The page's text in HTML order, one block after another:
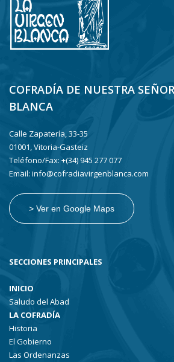
COFRADÍA DE NUESTRA
BLANCA
Calle Zapatería, 33-35
01001, Vitoria-Gasteiz
Teléfono/Fax: +(34) 945 277 077
Email: info@cofradiavirgenblanca.com
> Ver en Google Maps
SECCIONES PRINCIPALES
INICIO
Saludo del Abad
LA COFRADÍA
Historia
El Gobierno
Las Ordenanzas